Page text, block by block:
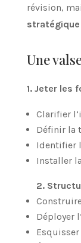
révision,
Une
1. Jeter les
Clarifier
Définir la
Identifier
Installer
2.
Déployer